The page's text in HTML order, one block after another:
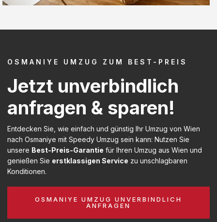
OSMANIYE UMZUG ZUM BEST-PREIS
Jetzt unverbindlich
anfragen & sparen!
Entdecken Sie, wie einfach und günstig Ihr Umzug von Wien
nach Osmaniye mit Speedy Umzug sein kann: Nutzen Sie
unsere Best-Preis-Garantie für Ihren Umzug aus Wien und
genießen Sie erstklassigen Service zu unschlagbaren
Konditionen.
OSMANIYE UMZUG UNVERBINDLICH
ANFRAGEN